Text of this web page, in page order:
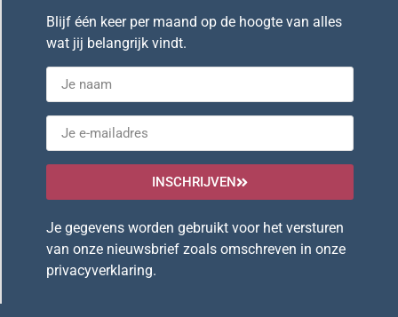
Blijf één keer per maand op de hoogte van alles
wat jij belangrijk vindt.
INSCHRIJVEN
Je gegevens worden gebruikt voor het versturen
van onze nieuwsbrief zoals omschreven in onze
privacyverklaring.